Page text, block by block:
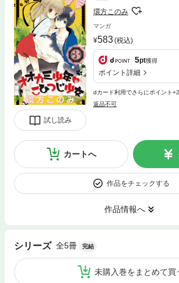
試し読み
環方このみ
マンガ
583(税込)
5pt獲得
ポイント詳細
dカード利用でさらにポイント
返品不可
カートへ
作品をチェックする
作品情報へ
シリーズ 全5冊 完結
未購入巻をまとめて買